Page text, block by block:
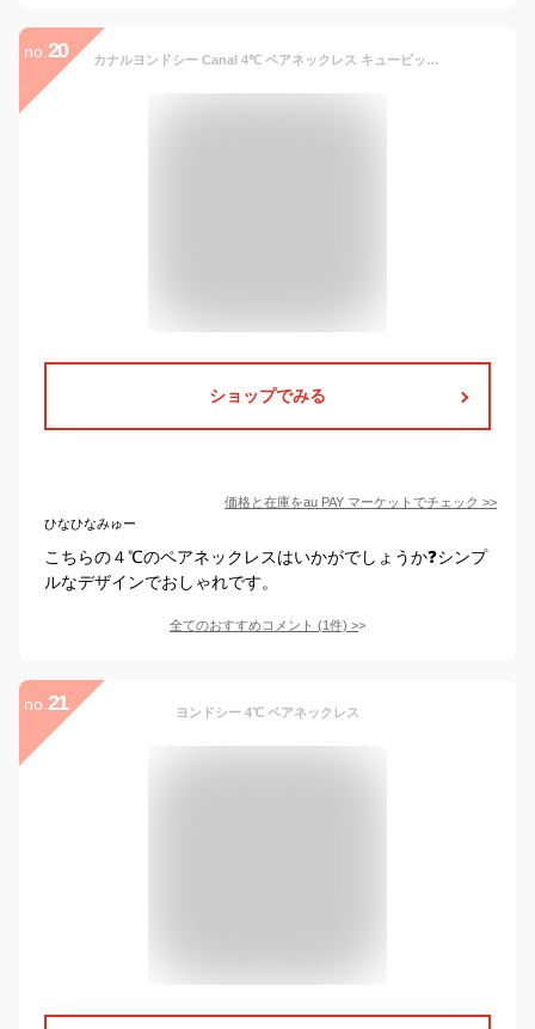
no. 20 カナルヨンドシー Canal 4℃ ペアネックレス キュービックジルコニア
ショップでみる
価格と在庫をau PAY マーケット でチェック >>
ひなひなみゅー
こちらの４℃のペアネックレスはいかがでしょうか❓シンプ
ルなデザインでおしゃれです。
全てのおすすめコメント (1件) >
no. 21 ヨンドシー 4℃ ペアネックレス